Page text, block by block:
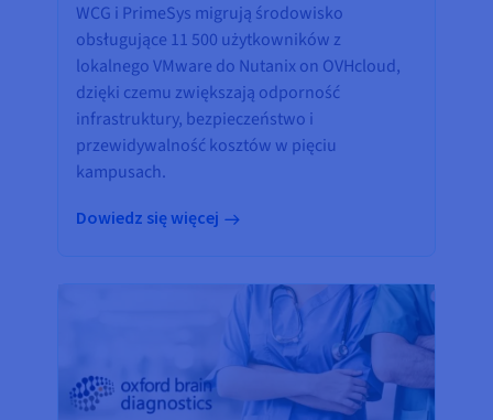
WCG i PrimeSys migrują środowisko
obsługujące 11 500 użytkowników z
lokalnego VMware do Nutanix on OVHcloud,
dzięki czemu zwiększają odporność
infrastruktury, bezpieczeństwo i
przewidywalność kosztów w pięciu
kampusach.
Dowiedz się więcej